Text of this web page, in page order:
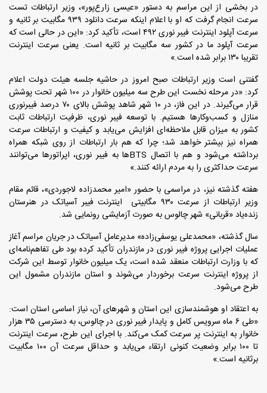
در بخشی از این مراسم به دستور «عیسی زارع‌پور»، وزیر ارتباطات تست
سرعت انجام گرفت که او با اعلام اینکه سرعت دانلود ۹۳۹ مگابیت بر ثانیه و
سرعت آپلود اینترنت فیبر نوری ۴۹۲ است، تأکید کرد: «این در حالی است که
سرعت آپلود ما در کشور سه مگابیت بر ثانیه است. یعنی سرعت اینترنت
تقریبا ۱۳۰ برابر شده است.»
گفتنی است وزیر ارتباطات صبح امروز در حاشیه جلسه هیئت دولت اعلام
کرد: «در مرحله نخست این طرح سه میلیون خانوار در ۱۰۰ شهر تحت پوشش
قرار می‌گیرند. در این فاز، در ۱۰ شهر شاهد پوشش بالای ۷۰ درصد فیبرنوری
منازل و کسب‌وکارها هستیم. با توسعه فیبر نوری، ظرفیت ارتباطات ثابت
کشور به میزان قابل ملاحظه‌ای افزایش می‌یابد و کیفیت و ارتباطات سرعت
همراه نیز بیشتر خواهد شد؛ چرا که هم بار ارتباطات از روی شبکه همراه
برداشته می‌شود و هم با اتصال BTSها به فیبر نوری، اپراتورها می‌توانند
سرعت حداکثری را به مردم ارائه کنند.»
هفته گذشته نیز، در مراسمی با حضور «امیر محمدزاده لاجوردی»، قائم مقام
وزیر ارتباطات از سرعت ۹۳۰ مگابیتی اینترنت فیبر آسیاتک در هنرستان
زنده‌یاد «قربانی» شهر چالوس به صورت آزمایشی رونمایی شد.
سال گذشته، «محمدعلی یوسفی‌زاده» مدیرعامل آسیاتک در جریان مراسم آغاز
عملیات اجرایی پروژه فیبر نوری در مازندران تأکید کرده بود طی تفاهم‌نامه‌ای
که با وزارت ارتباطات منعقد شده است، یک میلیون خانوار توسط این شرکت
از پروژه اینترنت سرعت برخوردار می‌شوند و استان مازندران مشمول این
طرح می‌شود.
به اعتقاد او هوشمندسازی این استان و شهرهای آن، نیاز اساسی استان است:
«طی ۶ ماه سرویس کامل و پایدار فیبر نوری در چالوس، به دسترسی ۳۵ هزار
خانوار به اینترنت پر سرعت کمک می‌کند. با اجرای این طرح، سرعت اینترنت
تا ۱۰۰ برابر وضعیت کنونی ارتقاء می‌یابد و حداقل سرعت آن ۱۰۰ مگابیت
برثانیه است.»